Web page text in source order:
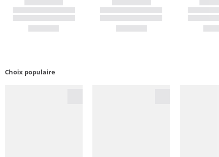
Choix populaire